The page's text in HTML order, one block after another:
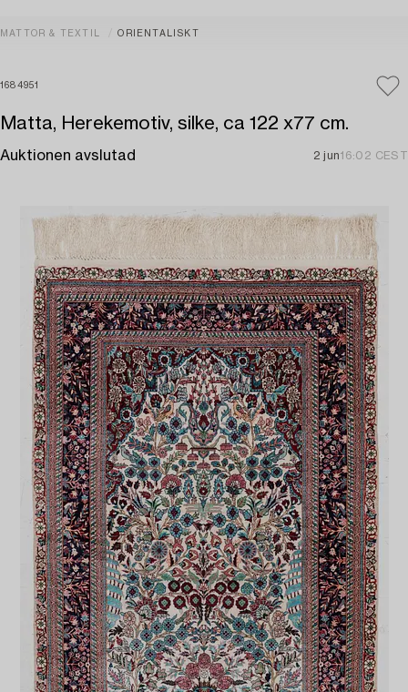
MATTOR & TEXTIL ORIENTALISKT
1684951
Matta, Herekemotiv, silke, ca 122 x77 cm.
Auktionen avslutad 2 jun16:02 CEST